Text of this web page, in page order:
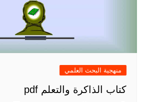
منهجية البحث العلمي
كتاب الذاكرة والتعلم pdf